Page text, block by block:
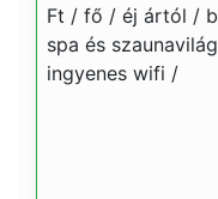
Ft / fő / éj ártól /
spa és
ingyenes wifi /